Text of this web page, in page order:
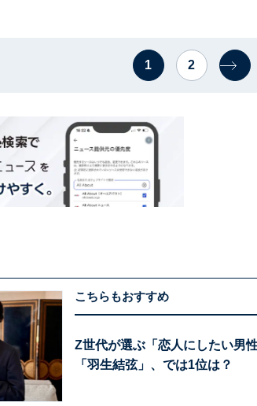
1 2
こちらもおすすめ
Z世代が選ぶ「恋人にしたい男
「羽生結弦」、では1位は？